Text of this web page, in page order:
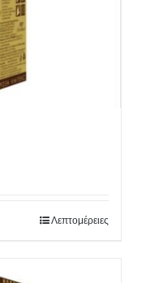
Λεπτομέρειες